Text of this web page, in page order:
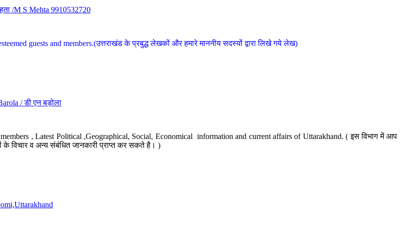
/M S Mehta 9910532720
guests and members.(उत्तराखंड के प्रबुद्ध लेखकों और हमारे माननीय सदस्यों द्वारा लिखे गये लेख)
/ डी एन बड़ोला
, Latest Political ,Geographical, Social, Economical information and current affairs of Uttarakhand. ( इस विभाग में आप
के विचार व अन्य संबंधित जानकारी प्राप्त कर सकते है। )